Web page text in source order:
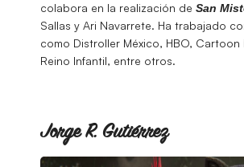
colabora en la realización de San
Sallas y Ari Navarrete. Ha trabajado
como Distroller México, HBO, Cartoon
Reino Infantil, entre otros.
Jorge R. Gutiérrez